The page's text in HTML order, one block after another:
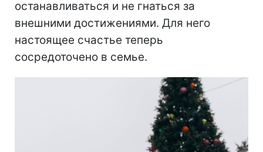
останавливаться и не гнаться за
внешними достижениями. Для него
настоящее счастье теперь
сосредоточено в семье.